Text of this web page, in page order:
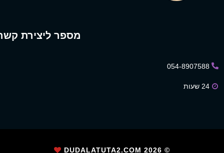
מספר ליצירת
054-8907588
24 שעות
© DUDALATUTA2.COM
2026